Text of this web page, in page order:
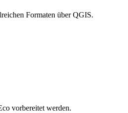
Formaten über QGIS.
vorbereitet werden.